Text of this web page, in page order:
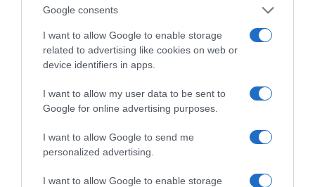
Google consents
I want to allow Google to enable storage
related to advertising like cookies on web or
device identifiers in apps.
I want to allow my user data to be sent to
Google for online advertising purposes.
I want to allow Google to send me
personalized advertising.
I want to allow Google to enable storage
Ενημέρωσης. Σε μια εφ’ όλης της ύλης
το χρονοδιάγραμμα για τις περιφερειακές και
ραδιοφωνικές άδειες, το πακέτο στήριξης των 80
πρωτοβουλία για την άρση της ανωνυμίας στο
διαδίκτυο.